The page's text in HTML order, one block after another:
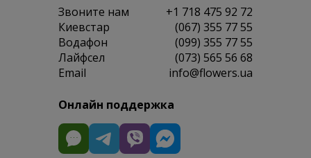
Звоните нам
+1 718 475 92 72
Киевстар
(067) 355 77 55
Водафон
(099) 355 77 55
Лайфсел
(073) 565 56 68
Email
info@flowers.ua
Онлайн поддержка